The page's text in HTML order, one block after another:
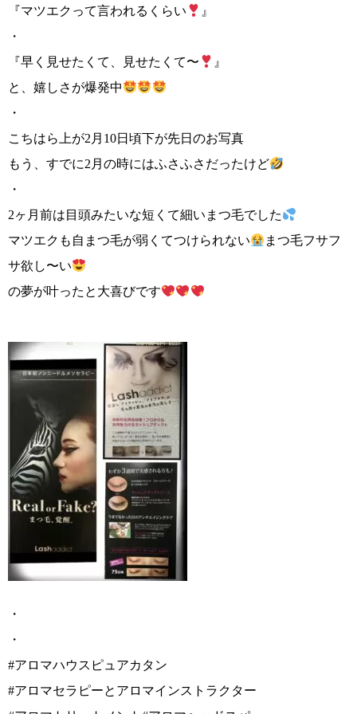
『マツエクって言われるくらい
』
・
『早く見せたくて、見せたくて〜
』
と、嬉しさが爆発中
・
こちはら上が2月10日頃下が先日のお写真
もう、すでに2月の時にはふさふさだったけど
・
2ヶ月前は目頭みたいな短くて細いまつ毛でした
マツエクも自まつ毛が弱くてつけられない
まつ毛フサフ
サ欲し〜い
の夢が叶ったと大喜びです
・
・
#アロマハウスピュアカタン
#アロマセラピーとアロマインストラクター